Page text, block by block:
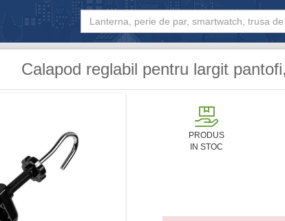
Calapod reglabil pentru largit
PRODUS
IN STOC